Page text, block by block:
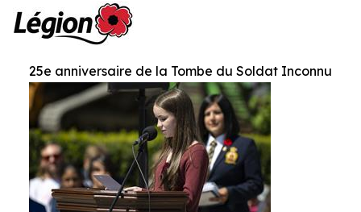
25e anniversaire de la Tombe du Soldat Inconnu